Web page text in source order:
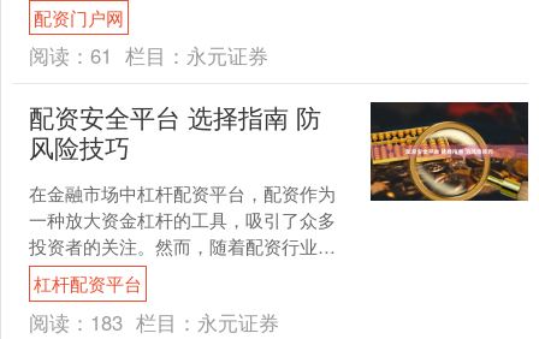
常会关注“期货配资”这一途径。安徽地区
作为华东重要经....
配资门户网
阅读： 61 栏目： 永元证券
配资安全平台 选择指南 防
风险技巧
在金融市场中杠杆配资平台，配资作为
一种放大资金杠杆的工具，吸引了众多
投资者的关注。然而，随着配资行业的
快速发展，平台质量参差不齐，如何选
择配资安全平台成为投资者....
杠杆配资平台
阅读： 183 栏目： 永元证券